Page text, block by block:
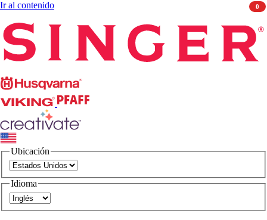
Ir al contenido
Husqvarna
Viking
PFAFF CREATIVATE
Ubicación
Idioma
0